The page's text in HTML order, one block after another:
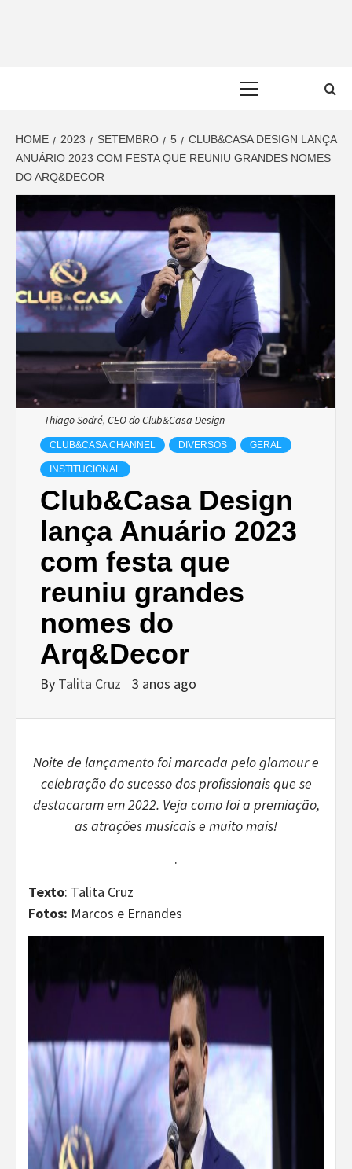
HOME 2023 SETEMBRO 5
CLUB&CASA DESIGN LANÇA
ANUÁRIO 2023 COM FESTA QUE REUNIU GRANDES NOMES
DO ARQ&DECOR
Thiago Sodré, CEO do Club&Casa Design
CLUB&CASA CHANNEL DIVERSOS GERAL
INSTITUCIONAL
Club&Casa Design
lança Anuário 2023
com festa que
reuniu grandes
nomes do
Arq&Decor
By Talita Cruz 3 anos ago
Noite de lançamento foi marcada pelo glamour e
celebração do sucesso dos profissionais que se
destacaram em 2022. Veja como foi a premiação,
as atrações musicais e muito mais!
.
Texto: Talita Cruz
Fotos: Marcos e Ernandes